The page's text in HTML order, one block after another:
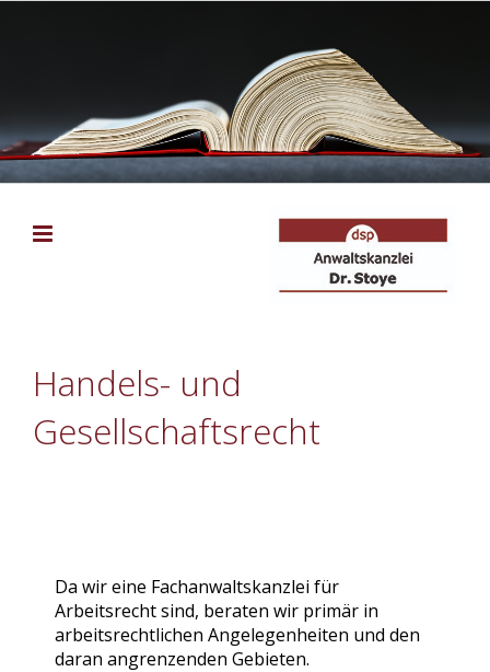
Handels- und
Gesellschaftsrecht
Da wir eine Fachanwaltskanzlei für
Arbeitsrecht sind, beraten wir primär in
arbeitsrechtlichen Angelegenheiten und den
daran angrenzenden Gebieten.